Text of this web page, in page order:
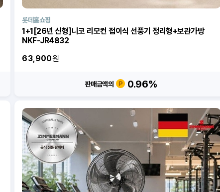
롯데홈쇼핑
1+1[26년 신형]니코 리모컨 접이식 선풍기 정리형+보관가방
NKF-JR4832
63,900원
판매금액의 0.96%